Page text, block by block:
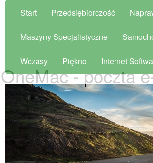
Start Przedsiębiorczość
Maszyny Specjalistyczne
Wczasy Piękno Internet
OneMac - poczta